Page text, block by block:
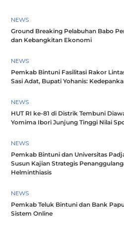
NEWS
Ground Breaking Pelabuhan Babo
dan Kebangkitan Ekonomi
NEWS
Pemkab Bintuni Fasilitasi Rakor
Sasi Adat, Bupati Yohanis:
NEWS
HUT RI ke-81 di Distrik Tembuni
Yomima Ibori Junjung Tinggi Nilai
NEWS
Pemkab Bintuni dan Universitas
Susun Kajian Strategis
Helminthiasis
NEWS
Pemkab Teluk Bintuni dan Bank
Sistem Online